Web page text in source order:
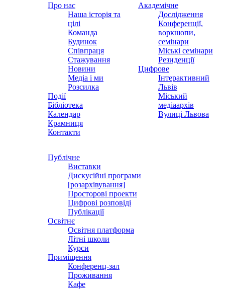
Про нас
Наша історія та
цілі
Команда
Будинок
Співпраця
Стажування
Новини
Медіа і ми
Розсилка
Події
Бібліотека
Календар
Крамниця
Контакти
Академічне
Дослідження
Конференції,
воркшопи,
семінари
Міські семінари
Резиденції
Цифрове
Інтерактивний
Львів
Міський
медіаархів
Вулиці Львова
Публічне
Виставки
Дискусійні програми
[розархівування]
Просторові проекти
Цифрові розповіді
Публікації
Освітнє
Освітня платформа
Літні школи
Курси
Приміщення
Конференц-зал
Проживання
Кафе